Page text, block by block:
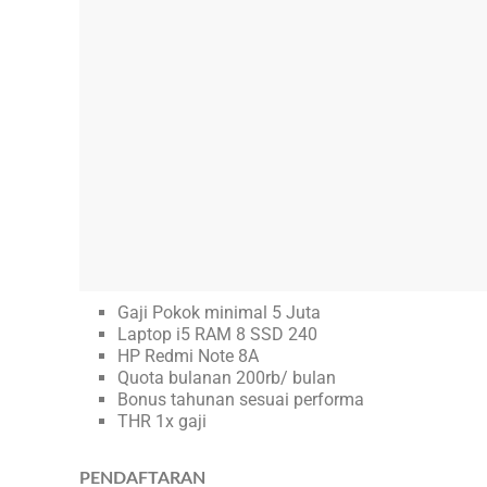
Gaji Pokok minimal 5 Juta
Laptop i5 RAM 8 SSD 240
HP Redmi Note 8A
Quota bulanan 200rb/ bulan
Bonus tahunan sesuai performa
THR 1x gaji
PENDAFTARAN